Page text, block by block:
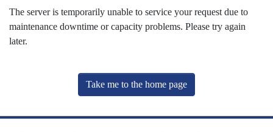
The server is temporarily unable to service your request due to
maintenance downtime or capacity problems. Please try again
later.
Take me to the home page